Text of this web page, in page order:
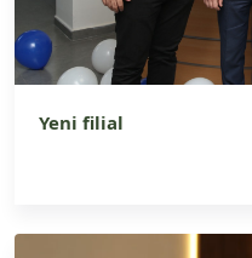
Yeni filial